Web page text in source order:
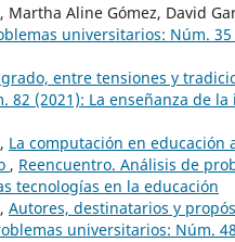
Aline Gómez, David
universitarios: Núm. 35
entre tensiones y
(2021): La enseñanza de
La computación en educación
, Reencuentro. Análisis de
tecnologías en la educación
Autores, destinatarios y
universitarios: Núm.